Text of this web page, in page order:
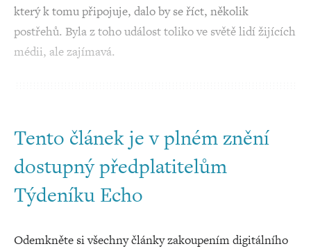
který k tomu připojuje, dalo by se říct, několik
postřehů. Byla z toho událost toliko ve světě lidí žijících
médii, ale zajímavá.
Tento článek je v plném znění
dostupný předplatitelům
Týdeníku Echo
Odemkněte si všechny články zakoupením digitálního